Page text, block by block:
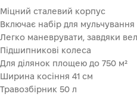
Міцний сталевий корпус
Включає набір для мульчування
Легко маневрувати, завдяки
Підшипникові колеса
Для ділянок площею до 750 м²
Ширина косіння 41 см
Травозбірник 50 л